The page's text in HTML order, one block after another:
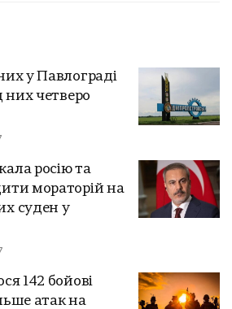
у Павлограді
них четверо
росію та
мораторій на
суден у
142 бойові
атак на